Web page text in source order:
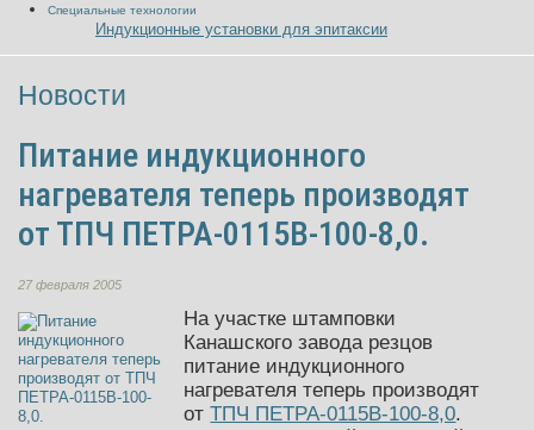
Специальные технологии
Индукционные установки для эпитаксии
Новости
Питание индукционного
нагревателя теперь производят
от ТПЧ ПЕТРА-0115В-100-8,0.
27 февраля 2005
На участке штамповки
Канашского завода резцов
питание индукционного
нагревателя теперь производят
отТПЧ ПЕТРА-0115В-100-8,0.